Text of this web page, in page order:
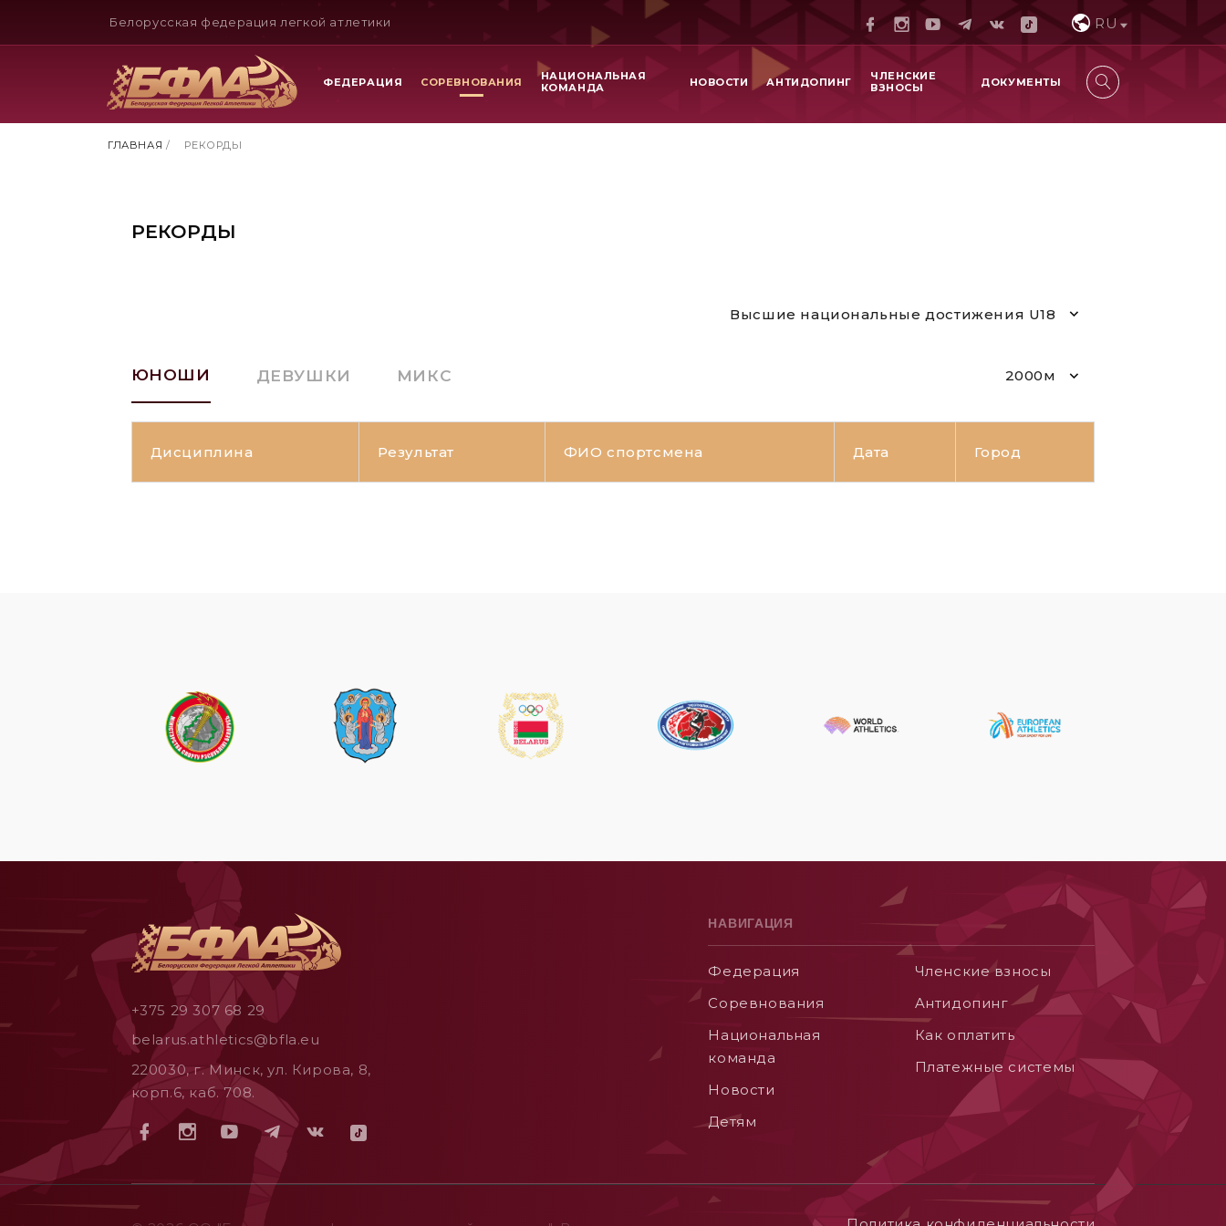
Белорусская федерация легкой атлетики RU
ФЕДЕРАЦИЯ СОРЕВНОВАНИЯ
НАЦИОНАЛЬНАЯ
КОМАНДА
НОВОСТИ АНТИДОПИНГ
ЧЛЕНСКИЕ
ВЗНОСЫ
ДОКУМЕНТЫ
ГЛАВНАЯ / РЕКОРДЫ
РЕКОРДЫ
Высшие национальные достижения U18
ЮНОШИ ДЕВУШКИ МИКС 2000м
Дисциплина Результат ФИО спортсмена Дата Город
+375 29 307 68 29
belarus.athletics@bfla.eu
220030, г. Минск, ул. Кирова, 8,
корп.6, каб. 708.
НАВИГАЦИЯ
Федерация
Соревнования
Национальная
команда
Новости
Детям
Членские взносы
Aнтидопинг
Как оплатить
Платежные системы